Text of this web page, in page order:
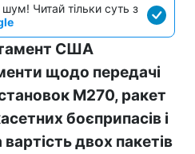
Читай тільки суть з
США
щодо передачі
M270, ракет
боєприпасів і
двох пакетів